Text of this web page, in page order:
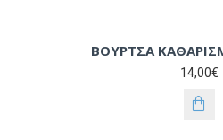
ΒΟΥΡΤΣΑ
14,00€